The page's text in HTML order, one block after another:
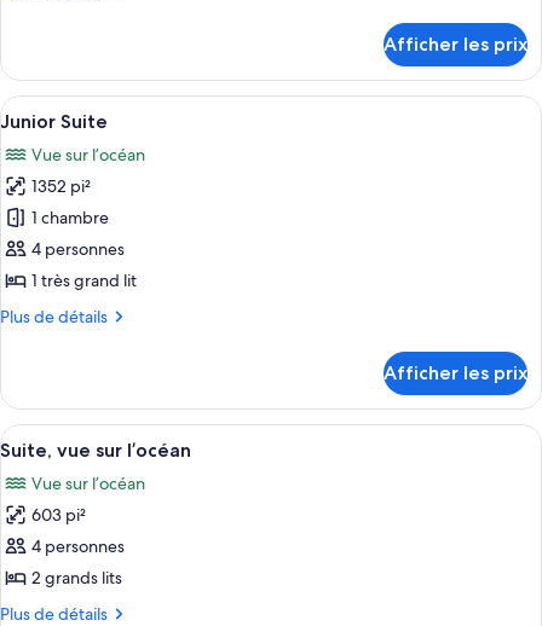
Suite
Garden
Suite
Garden
Afficher les prix
Afficher
toutes
les
photos
pour
ce
type
chambre :
Un espace repas avec une table et
5
Junior Suite
Vue sur l’océan
1352 pi²
1 chambre
4 personnes
1 très grand lit
Plus de détails
Plus
Junior
Suite
Afficher les prix
Afficher
toutes
les
photos
pour
ce
type
Une chambre d’hôtel avec un lit, un
5
Suite, vue sur l’océan
Vue sur l’océan
603 pi²
4 personnes
2 grands lits
Plus de détails
Plus